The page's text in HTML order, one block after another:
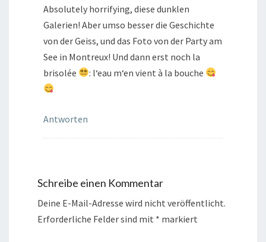
Absolutely horrifying, diese dunklen
Galerien! Aber umso besser die Geschichte
von der Geiss, und das Foto von der Party am
See in Montreux! Und dann erst noch la
brisolée
: l‘eau m‘en vient à la bouche
Antworten
Schreibe einen Kommentar
Deine E-Mail-Adresse wird nicht veröffentlicht.
Erforderliche Felder sind mit * markiert